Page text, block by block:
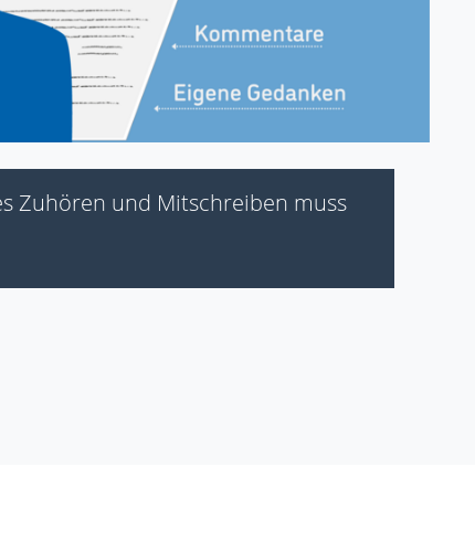
Zuhören und Mitschreiben muss